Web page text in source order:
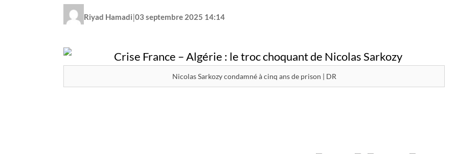
Riyad Hamadi|03 septembre 2025 14:14
Nicolas Sarkozy condamné à cinq ans de prison | DR